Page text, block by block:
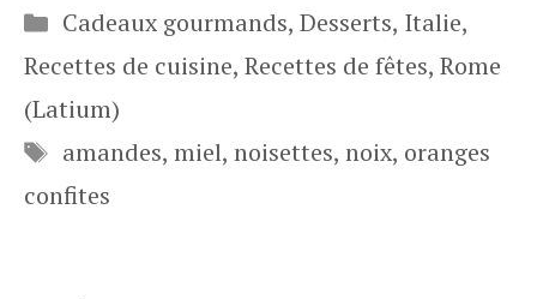
Catégories
Cadeaux gourmands, Desserts, Italie,
Recettes de cuisine, Recettes de fêtes, Rome
(Latium)
Étiquettes
amandes, miel, noisettes, noix, oranges
confites